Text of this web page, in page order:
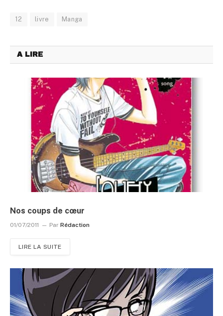
12 livre Manga
A LIRE
Nos coups de cœur
01/07/2011 Par Rédaction
LIRE LA SUITE